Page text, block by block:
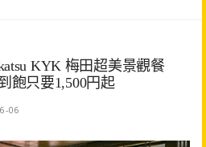
KYK 梅田超美景觀餐
飽只要1,500円起
06